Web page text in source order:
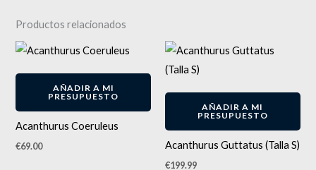
Productos relacionados
AÑADIR A MI
PRESUPUESTO
Acanthurus Coeruleus
€69.00
AÑADIR A MI
PRESUPUESTO
Acanthurus Guttatus (Talla S)
€199.99